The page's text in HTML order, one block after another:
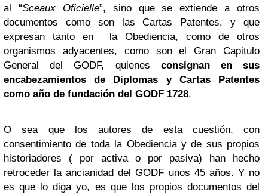
al “Sceaux Oficielle”, sino que se extiende a otros
documentos como son las Cartas Patentes, y que
expresan tanto en la Obediencia, como de otros
organismos adyacentes, como son el Gran Capitulo
General del GODF, quienes consignan en sus
encabezamientos de Diplomas y Cartas Patentes
como año de fundación del GODF 1728.
O sea que los autores de esta cuestión, con
consentimiento de toda la Obediencia y de sus propios
historiadores ( por activa o por pasiva) han hecho
retroceder la ancianidad del GODF unos 45 años. Y no
es que lo diga yo, es que los propios documentos del